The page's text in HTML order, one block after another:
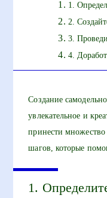
1.
2.
3.
4.
Создание
увлекательное и
принести множество
шагов, которые
1.